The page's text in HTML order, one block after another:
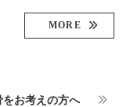
MORE
お考えの方へ